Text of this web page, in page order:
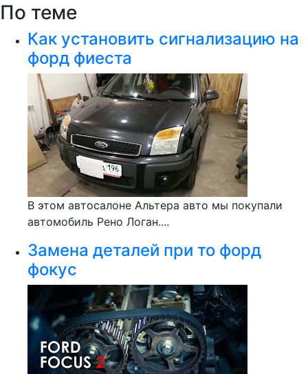
По теме
Как установить сигнализацию на
форд фиеста
В этом автосалоне Альтера авто мы покупали
автомобиль Рено Логан....
Замена деталей при то форд
фокус